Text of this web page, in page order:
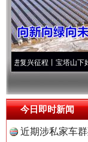
丨宝塔山下好光景..·[视频]
今日即时新闻
近期涉私家车
“后车